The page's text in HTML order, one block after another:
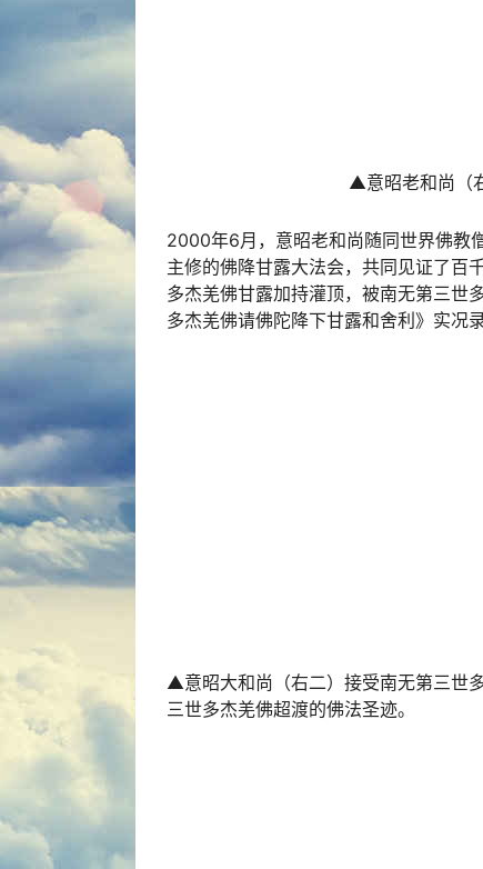
▲意昭老和尚（
2000年6月，意昭老和尚随同世界佛教
主修的佛降甘露大法会，共同见证了百